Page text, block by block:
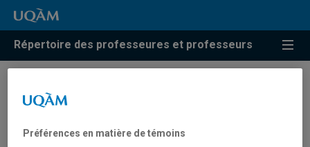
Répertoire des professeures et professeurs
Résultats de recherche pour
Préférences en matière de témoins